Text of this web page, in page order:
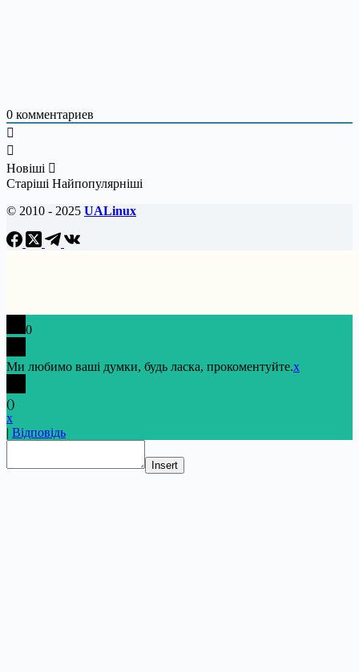
0 комментариев
Новіші
Старіші Найпопулярніші
© 2010 - 2025 UALinux
0
Ми любимо ваші думки, будь ласка, прокоментуйте.x
()
x
| Відповідь
Insert